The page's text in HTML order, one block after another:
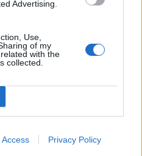
Advertising.
Use,
of my
with the
collected.
Access Privacy Policy
σκηνές
εικόνες άξιες να
η σιωπή είναι πιο
«Rooms», διερευνά το
κάθε άνθρωπος.
σειράς εκτίθενται στο